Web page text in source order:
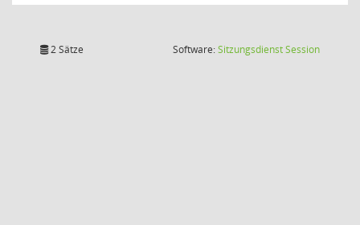
2 Sätze Software:SitzungsdienstSession(Wird in